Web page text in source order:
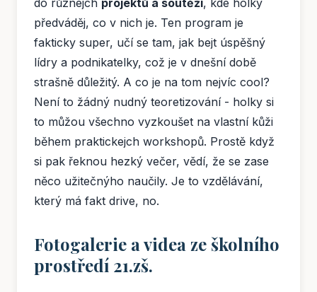
předváděj, co v nich je. Ten program je
fakticky super, učí se tam, jak bejt úspěšný
lídry a podnikatelky, což je v dnešní době
strašně důležitý. A co je na tom nejvíc cool?
Není to žádný nudný teoretizování - holky si
to můžou všechno vyzkoušet na vlastní kůži
během praktickejch workshopů. Prostě když
si pak řeknou hezký večer, vědí, že se zase
něco užitečnýho naučily. Je to vzdělávání,
který má fakt drive, no.
Fotogalerie a videa ze školního
prostředí 21.zš.